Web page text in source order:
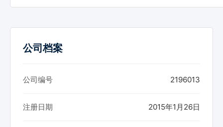
公司档案
公司编号 2196013
注册日期 2015年1月26日